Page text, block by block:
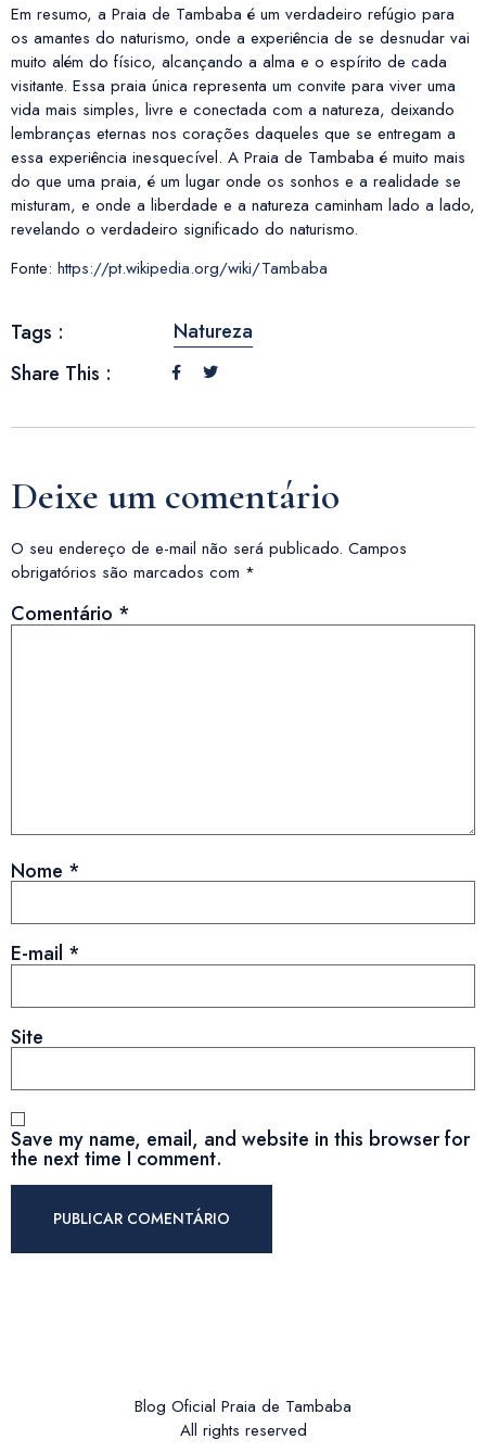
Em resumo, a Praia de Tambaba é um verdadeiro refúgio para
os amantes do naturismo, onde a experiência de se desnudar vai
muito além do físico, alcançando a alma e o espírito de cada
visitante. Essa praia única representa um convite para viver uma
vida mais simples, livre e conectada com a natureza, deixando
lembranças eternas nos corações daqueles que se entregam a
essa experiência inesquecível. A Praia de Tambaba é muito mais
do que uma praia, é um lugar onde os sonhos e a realidade se
misturam, e onde a liberdade e a natureza caminham lado a lado,
revelando o verdadeiro significado do naturismo.
Fonte: https://pt.wikipedia.org/wiki/Tambaba
Tags :
Natureza
Share This :
Deixe um comentário
O seu endereço de e-mail não será publicado. Campos
obrigatórios são marcados com *
Comentário *
Nome *
E-mail *
Site
Save my name, email, and website in this browser for
the next time I comment.
Blog Oficial Praia de Tambaba
All rights reserved